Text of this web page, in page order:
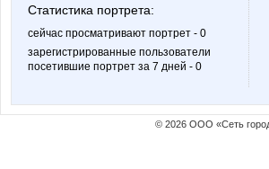
Статистика портрета:
сейчас просматривают портрет - 0
зарегистрированные пользователи
посетившие портрет за 7 дней - 0
© 2026 ООО «Сеть